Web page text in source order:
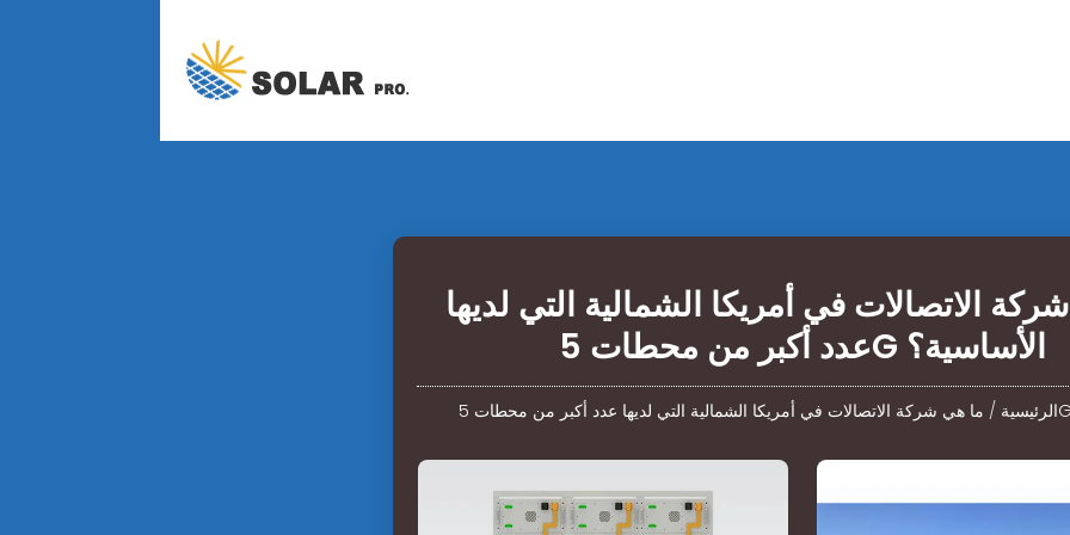
الاتصالات في أمريكا الشمالية التي لديها
عدد أكبر من محطات 5G الأساسية؟
الرئيسية /